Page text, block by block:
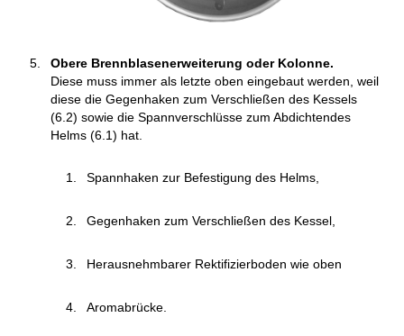
Obere Brennblasenerweiterung oder Kolonne.
Diese muss immer als letzte oben eingebaut werden, weil
diese die Gegenhaken zum Verschließen des Kessels
(6.2) sowie die Spannverschlüsse zum Abdichtendes
Helms (6.1) hat.
Spannhaken zur Befestigung des Helms,
Gegenhaken zum Verschließen des Kessel,
Herausnehmbarer Rektifizierboden wie oben
Aromabrücke.